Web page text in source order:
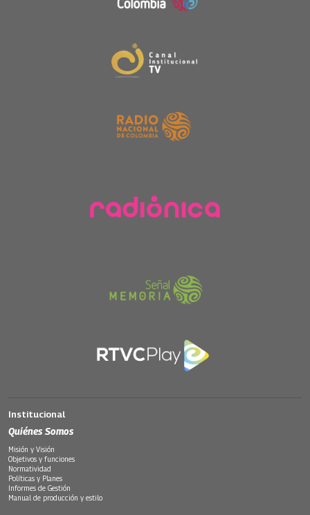
Institucional
Quiénes Somos
Misión y Visión
Objetivos y funciones
Normatividad
Políticas y Planes
Informes de Gestión
Manual de producción y estilo